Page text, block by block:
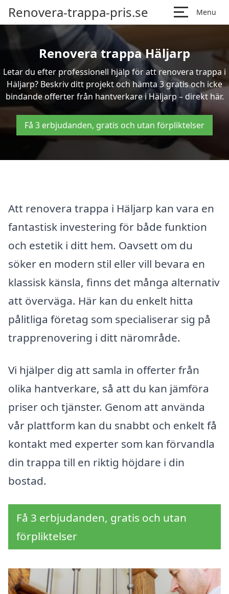
Renovera-trappa-pris.se Menu
Renovera trappa Häljarp
Letar du efter professionell hjälp för att renovera trappa i
Häljarp? Beskriv ditt projekt och hämta 3 gratis och icke
bindande offerter från hantverkare i Häljarp – direkt här.
Få 3 erbjudanden, gratis och utan förpliktelser
Att renovera trappa i Häljarp kan vara en
fantastisk investering för både funktion
och estetik i ditt hem. Oavsett om du
söker en modern stil eller vill bevara en
klassisk känsla, finns det många alternativ
att överväga. Här kan du enkelt hitta
pålitliga företag som specialiserar sig på
trapprenovering i ditt närområde.
Vi hjälper dig att samla in offerter från
olika hantverkare, så att du kan jämföra
priser och tjänster. Genom att använda
vår plattform kan du snabbt och enkelt få
kontakt med experter som kan förvandla
din trappa till en riktig höjdare i din
bostad.
Få 3 erbjudanden, gratis och utan
förpliktelser